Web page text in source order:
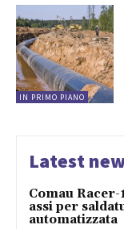
IN PRIMO PIANO
Latest
Comau
assi per
automatizzata